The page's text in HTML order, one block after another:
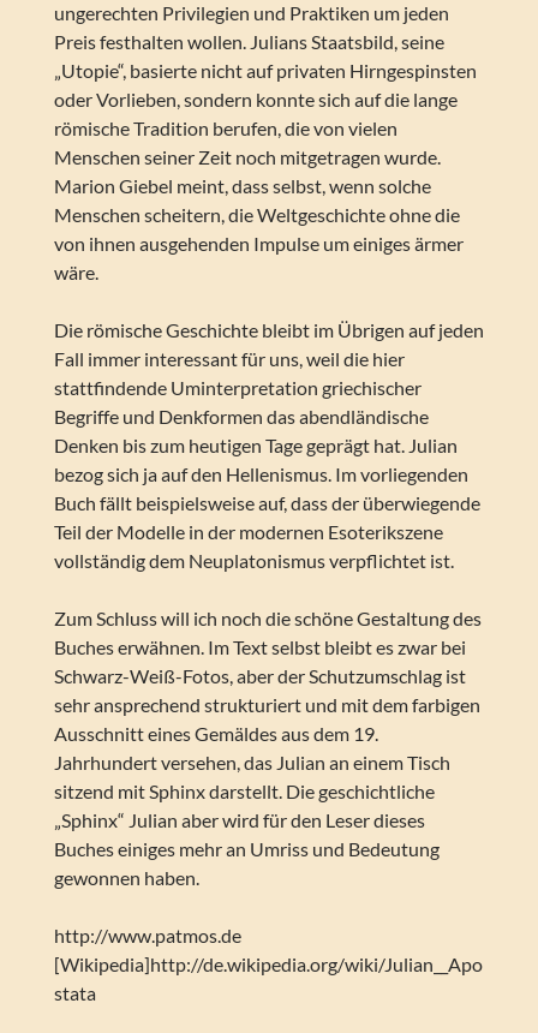
ungerechten Privilegien und Praktiken um jeden
Preis festhalten wollen. Julians Staatsbild, seine
„Utopie“, basierte nicht auf privaten Hirngespinsten
oder Vorlieben, sondern konnte sich auf die lange
römische Tradition berufen, die von vielen
Menschen seiner Zeit noch mitgetragen wurde.
Marion Giebel meint, dass selbst, wenn solche
Menschen scheitern, die Weltgeschichte ohne die
von ihnen ausgehenden Impulse um einiges ärmer
wäre.
Die römische Geschichte bleibt im Übrigen auf jeden
Fall immer interessant für uns, weil die hier
stattfindende Uminterpretation griechischer
Begriffe und Denkformen das abendländische
Denken bis zum heutigen Tage geprägt hat. Julian
bezog sich ja auf den Hellenismus. Im vorliegenden
Buch fällt beispielsweise auf, dass der überwiegende
Teil der Modelle in der modernen Esoterikszene
vollständig dem Neuplatonismus verpflichtet ist.
Zum Schluss will ich noch die schöne Gestaltung des
Buches erwähnen. Im Text selbst bleibt es zwar bei
Schwarz-Weiß-Fotos, aber der Schutzumschlag ist
sehr ansprechend strukturiert und mit dem farbigen
Ausschnitt eines Gemäldes aus dem 19.
Jahrhundert versehen, das Julian an einem Tisch
sitzend mit Sphinx darstellt. Die geschichtliche
„Sphinx“ Julian aber wird für den Leser dieses
Buches einiges mehr an Umriss und Bedeutung
gewonnen haben.
http://www.patmos.de
[Wikipedia]http://de.wikipedia.org/wiki/Julian__Apo
stata